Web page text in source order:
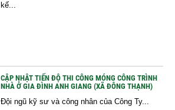
kế...
CẬP NHẬT TIẾN ĐỘ THI CÔNG MÓNG CÔNG TRÌNH
NHÀ Ở GIA ĐÌNH ANH GIANG (XÃ ĐÔNG THẠNH)
Đội ngũ kỹ sư và công nhân của Công Ty...